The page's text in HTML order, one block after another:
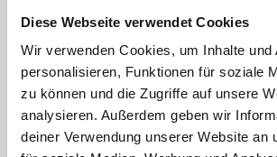
Diese Webseite verwendet Cookies
Wir verwenden Cookies, um Inhalte und
personalisieren, Funktionen für soziale
zu können und die Zugriffe auf unsere
analysieren. Außerdem geben wir
deiner Verwendung unserer Website an
Nun war's schon der dritte Morgen,
Haus verlassen hatten. Sie fingen
aber sie gerieten immer tiefer in den
nicht bald Hilfe kam, mussten sie
Mittag war, sahen sie ein schönes,
Vögelein auf einem Ast sitzen, das sang